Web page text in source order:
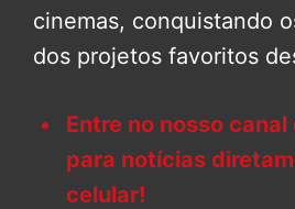
cinemas, conquistando
dos projetos favoritos
Entre no nosso
para notícias
celular!